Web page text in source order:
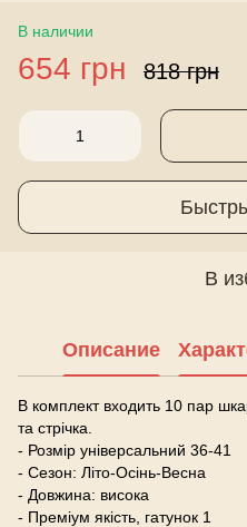
В наличии
654 грн 818 грн
В
Описание
В комплект входить 10 пар
та стрічка.
- Розмір універсальний 36-41
- Сезон: Літо-Осінь-Весна
- Довжина: висока
- Преміум якість, гатунок 1